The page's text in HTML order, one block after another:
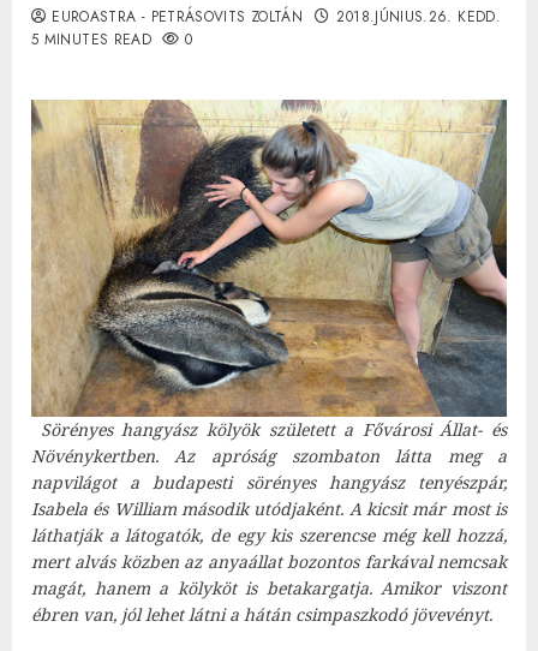
EUROASTRA - PETRÁSOVITS ZOLTÁN
2018.JÚNIUS.26. KEDD.
5 MINUTES READ
0
Sörényes hangyász kölyök született a Fővárosi Állat- és
Növénykertben. Az apróság szombaton látta meg a
napvilágot a budapesti sörényes hangyász tenyészpár,
Isabela és William második utódjaként. A kicsit már most is
láthatják a látogatók, de egy kis szerencse még kell hozzá,
mert alvás közben az anyaállat bozontos farkával nemcsak
magát, hanem a kölyköt is betakargatja. Amikor viszont
ébren van, jól lehet látni a hátán csimpaszkodó jövevényt.